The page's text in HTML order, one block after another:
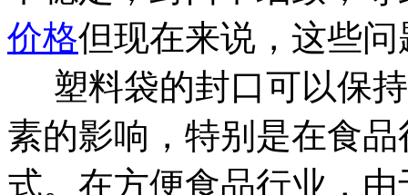
价格但现在来说，这些
塑料袋的封口可以保
素的影响，特别是在食
式。在方便食品行业，